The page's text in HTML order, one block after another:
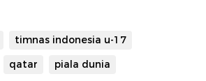
timnas indonesia u-17
qatar piala dunia